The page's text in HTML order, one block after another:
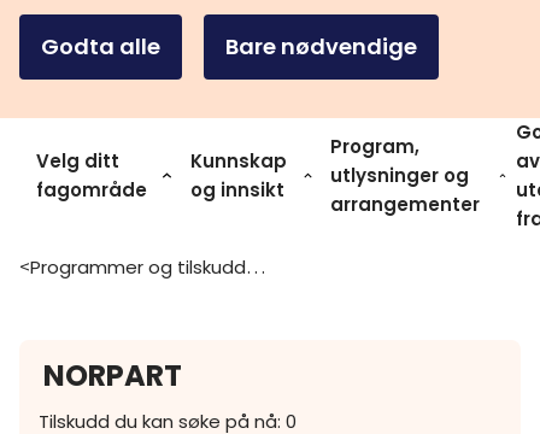
Godta alle Bare nødvendige
Velg ditt
fagområde
Kunnskap
og innsikt
Program,
utlysninger og
arrangementer
av
> Programmer og tilskuddsordninger
NORPART
Tilskudd du kan søke på nå: 0